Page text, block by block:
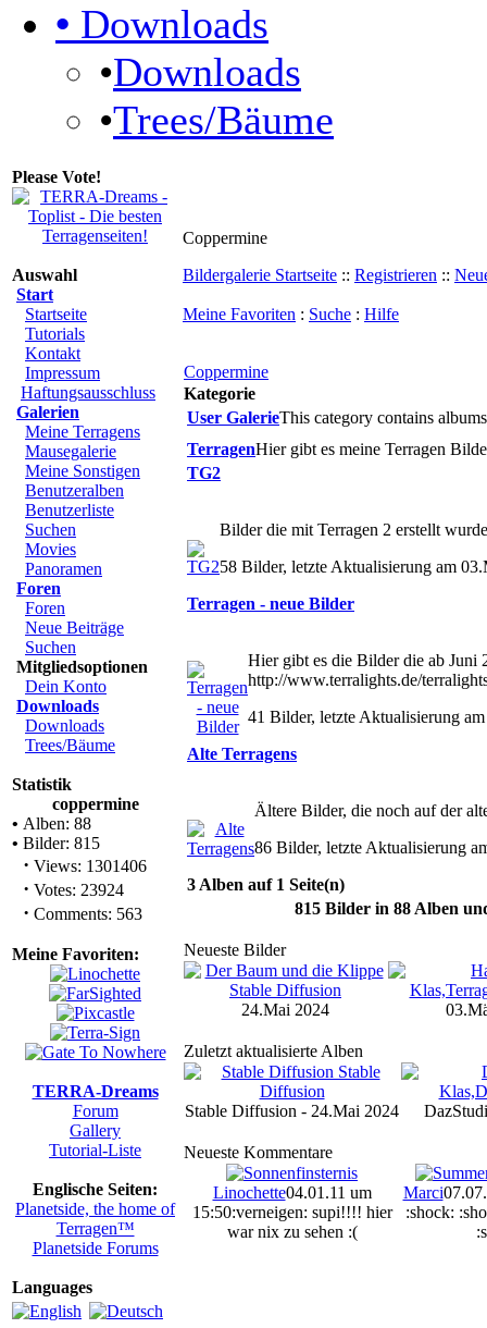
• Downloads
•Downloads
•Trees/Bäume
Please Vote!
Auswahl
Start
Startseite
Tutorials
Kontakt
Impressum
Haftungsausschluss
Galerien
Meine Terragens
Mausegalerie
Meine Sonstigen
Benutzeralben
Benutzerliste
Suchen
Movies
Panoramen
Foren
Foren
Neue Beiträge
Suchen
Mitgliedsoptionen
Dein Konto
Downloads
Downloads
Trees/Bäume
Statistik
coppermine
• Alben: 88
• Bilder: 815
· Views: 1301406
· Votes: 23924
· Comments: 563
Meine Favoriten:
TERRA-Dreams
Forum
Gallery
Tutorial-Liste
Englische Seiten:
Planetside, the home of
Terragen™
Planetside Forums
Languages
Coppermine
Bildergalerie Startseite :: Registrieren ::
Meine Favoriten : Suche : Hilfe
Coppermine
Kategorie
User GalerieThis category contains
TerragenHier gibt es meine Terragen
TG2
Bilder die mit Terragen 2 erstellt
58 Bilder, letzte Aktualisierung am
Terragen - neue Bilder
Hier gibt es die Bilder die ab Juni
http://www.terralights.de/
41 Bilder, letzte Aktualisierung
Alte Terragens
Ältere Bilder, die noch auf der
86 Bilder, letzte Aktualisierung
3 Alben auf 1 Seite(n)
815Bilder in 88Alben
Neueste Bilder
24.Mai 2024
Zuletzt aktualisierte Alben
Stable Diffusion - 24.Mai 2024
Neueste Kommentare
Linochette04.01.11 um
15:50:verneigen: supi!!!! hier
war nix zu sehen :(
Marci
:shock: